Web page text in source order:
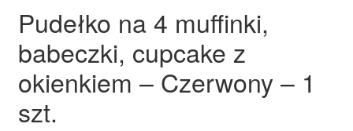
Pudełko na 4 muffinki,
babeczki, cupcake z
okienkiem – Czerwony – 1
szt.